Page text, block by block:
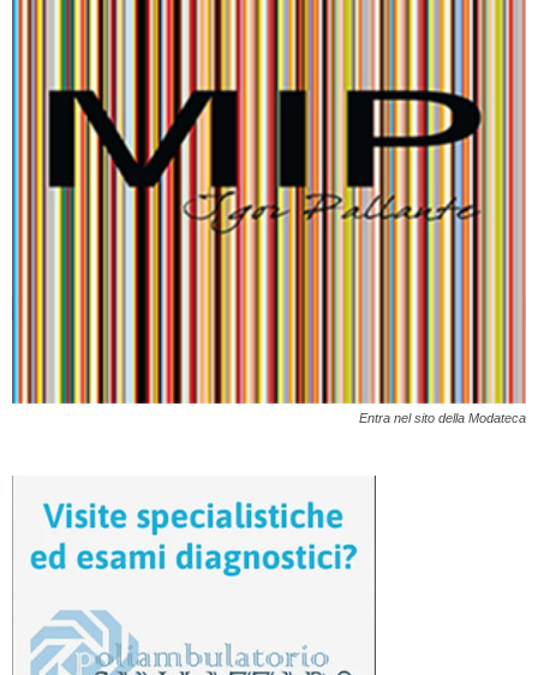
Entra nel sito della Modateca